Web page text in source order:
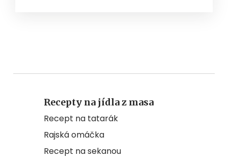
Recepty na jídla z masa
Recept na tatarák
Rajská omáčka
Recept na sekanou